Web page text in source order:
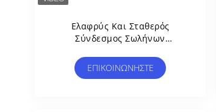
Ελαφρύς Και Σταθερός
Σύνδεσμος Σωλήνων
Ανοδικής Οξείδωσης
Σχεδιασμένος Για Σταθμό
ΕΠΙΚΟΙΝΩΝΉΣΤΕ